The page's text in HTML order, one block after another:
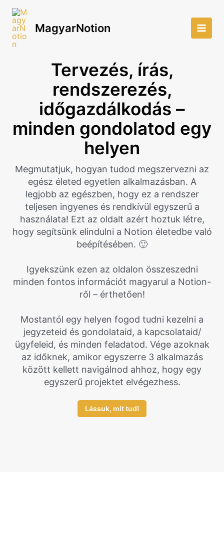
Skip
content
MagyarNotion
Main
Tervezés, írás,
rendszerezés,
időgazdálkodás –
minden gondolatod egy
helyen
Megmutatjuk, hogyan tudod megszervezni az
egész életed egyetlen alkalmazásban. A
legjobb az egészben, hogy ez a rendszer
teljesen ingyenes és rendkívül egyszerű a
használata! Ezt az oldalt azért hoztuk létre,
hogy segítsünk elindulni a Notion életedbe való
beépítésében. 🙂
Igyekszünk ezen az oldalon összeszedni
minden fontos információt magyarul a Notion-
ről – érthetően!
Mostantól egy helyen fogod tudni kezelni a
jegyzeteid és gondolataid, a kapcsolataid/
ügyfeleid, és minden feladatod. Vége azoknak
az időknek, amikor egyszerre 3 alkalmazás
között kellett navigálnod ahhoz, hogy egy
egyszerű projektet elvégezhess.
Lássuk, mit tud!